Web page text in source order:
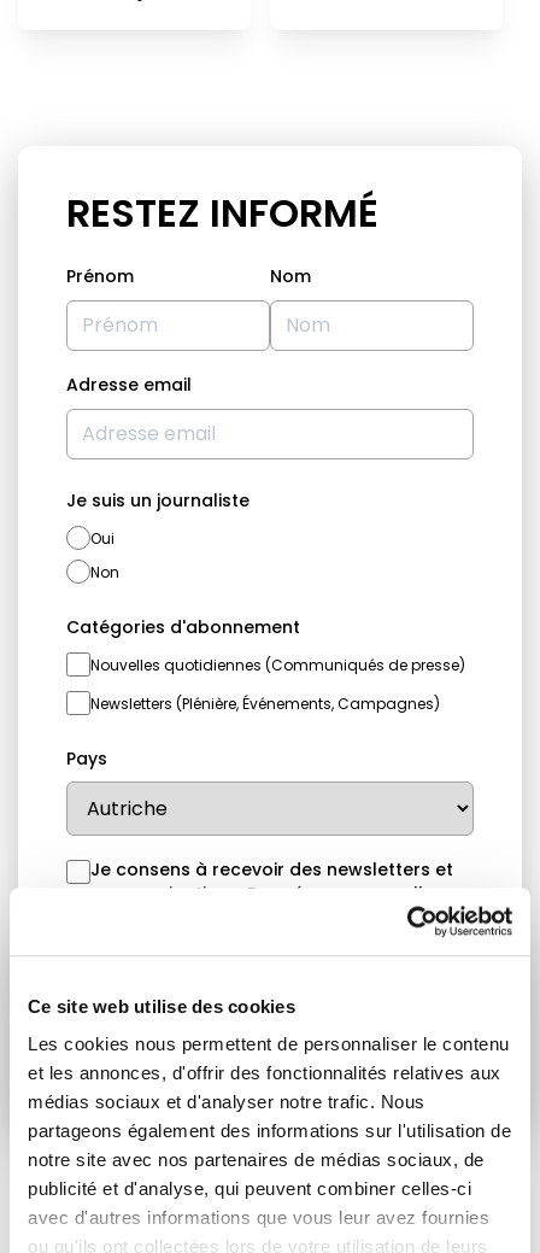
Ce site web utilise des cookies
Les cookies nous permettent de personnaliser le contenu
et les annonces, d'offrir des fonctionnalités relatives aux
médias sociaux et d'analyser notre trafic. Nous
partageons également des informations sur l'utilisation de
notre site avec nos partenaires de médias sociaux, de
publicité et d'analyse, qui peuvent combiner celles-ci
avec d'autres informations que vous leur avez fournies
ou qu'ils ont collectées lors de votre utilisation de leurs
RESTEZ INFORMÉ
Prénom Nom
Adresse email
Je suis un journaliste
Oui
Non
Catégories d'abonnement
Nouvelles quotidiennes (Communiqués de presse)
Newsletters (Plénière, Événements, Campagnes)
Pays
Je consens à recevoir des newsletters et
communications. Données personnelles
Soumettre
ARTICLES LIÉS